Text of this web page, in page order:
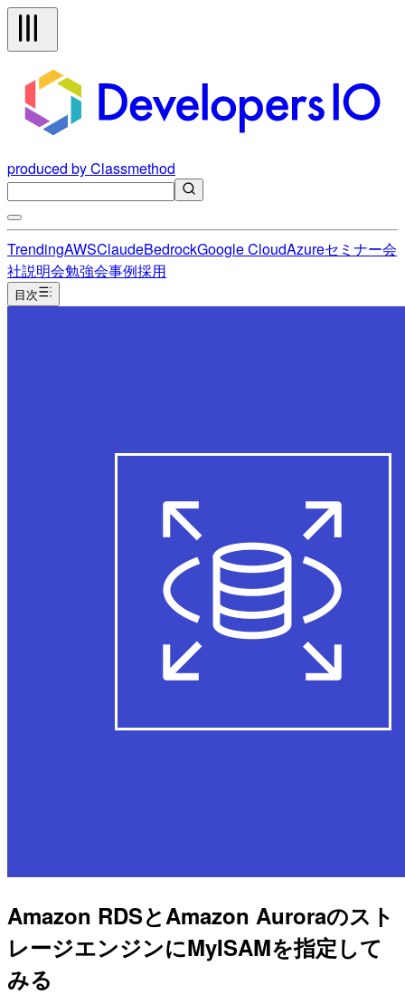
produced by Classmethod
TrendingAWSClaudeBedrockGoogle CloudAzureセミナー会
社説明会勉強会事例採用
目次
Amazon RDSとAmazon Auroraのスト
レージエンジンにMyISAMを指定して
みる